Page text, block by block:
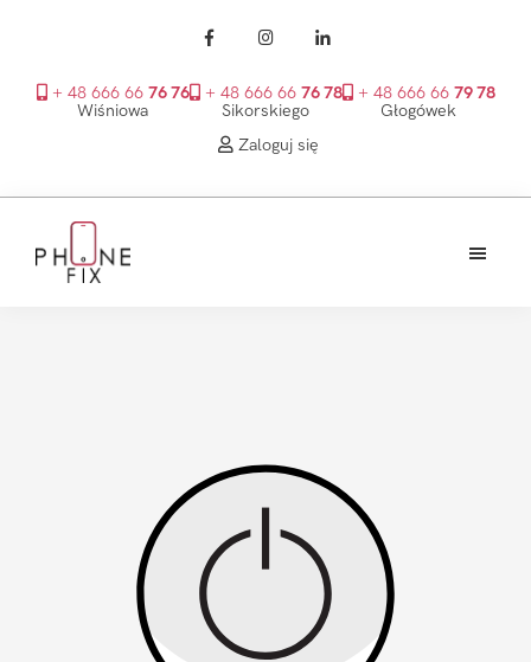
+ 48 666 66 76 76
Wiśniowa
+ 48 666 66 76 78
Sikorskiego
+ 48 666 66 79 78
Głogówek
Zaloguj się
głównego